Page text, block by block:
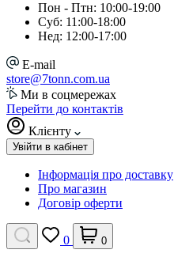
Пон - Птн: 10:00-19:00
Суб: 11:00-18:00
Нед: 12:00-17:00
E-mail
store@7tonn.com.ua
Ми в соцмережах
Перейти до контактів
Клієнту
Увійти в кабінет
Інформація про доставку
Про магазин
Договір оферти
0 0